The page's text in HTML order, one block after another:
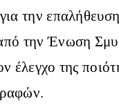
την
την Ένωση
έλεγχο της